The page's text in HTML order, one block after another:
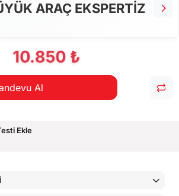
ARAÇ EKSPERTİZ
10.850 ₺
Al
Ekle